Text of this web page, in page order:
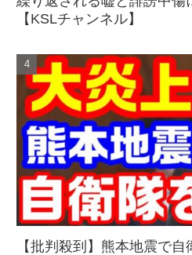
【KSLチャンネル】
【批判殺到】熊本地震で